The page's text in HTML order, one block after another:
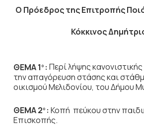
Ο Πρόεδροςτης Επιτροπής
Κόκκινος
ΘΕΜΑ 1 ο : Περί λήψης
την απαγόρευση στάσης και
οικισμού Μελιδονίου, του Δήμου
ΘΕΜΑ 2ο : Κοπή πεύκου στην
Επισκοπής.